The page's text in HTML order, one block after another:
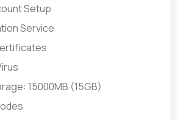
Setup
Service
15000MB (15GB)